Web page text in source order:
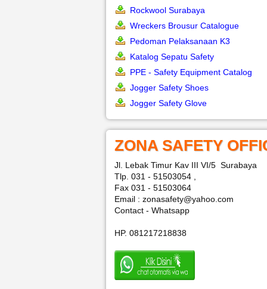
Rockwool Surabaya
Wreckers Brousur Catalogue
Pedoman Pelaksanaan K3
Katalog Sepatu Safety
PPE - Safety Equipment Catalog
Jogger Safety Shoes
Jogger Safety Glove
ZONA SAFETY
Jl. Lebak Timur Kav III VI/5 Surabaya
Tlp. 031 - 51503054 ,
Fax 031 - 51503064
Email : zonasafety@yahoo.com
Contact - Whatsapp
HP. 081217218838